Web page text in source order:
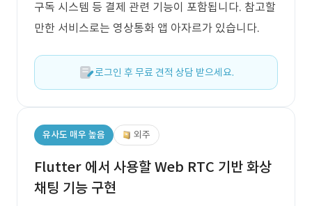
구독 시스템 등 결제 관련 기능이 포함됩니다. 참고할
만한 서비스로는 영상통화 앱 아자르가 있습니다.
로그인 후 무료 견적 상담 받으세요.
유사도 매우 높음 외주
Flutter 에서 사용할 Web RTC 기반 화상
채팅 기능 구현